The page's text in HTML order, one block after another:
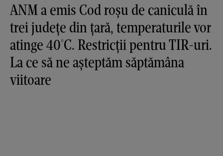
ANM a emis Cod roșu de caniculă în
trei județe din țară, temperaturile vor
atinge 40°C. Restricții pentru TIR-uri.
La ce să ne așteptăm săptămâna
viitoare